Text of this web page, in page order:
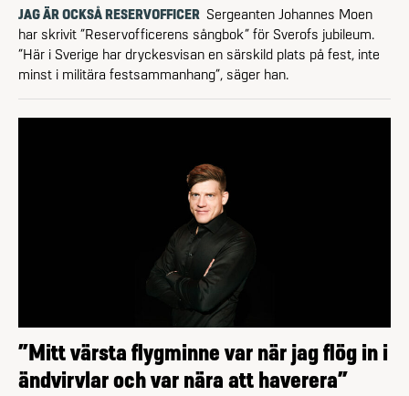
JAG ÄR OCKSÅ RESERVOFFICER Sergeanten Johannes Moen
har skrivit ”Reservofficerens sångbok” för Sverofs jubileum.
”Här i Sverige har dryckesvisan en särskild plats på fest, inte
minst i militära festsammanhang”, säger han.
”Mitt värsta flyg­minne var när jag flög in i
ändvirvlar och var nära att haverera”